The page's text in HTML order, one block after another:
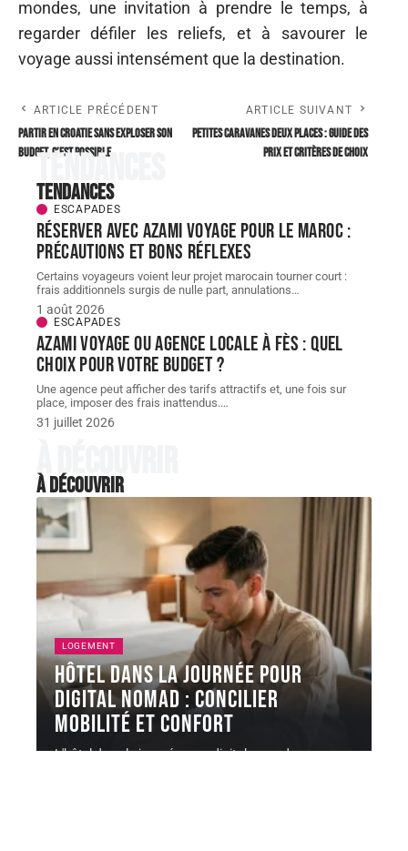
mondes, une invitation à prendre le temps, à
regarder défiler les reliefs, et à savourer le
voyage aussi intensément que la destination.
ARTICLE PRÉCÉDENT
Partir en Croatie sans exploser son
budget, c’est possible
ARTICLE SUIVANT
Petites caravanes deux places : guide des
prix et critères de choix
Tendances
Tendances
ESCAPADES
Réserver avec AZAMI VOYAGE pour le Maroc :
précautions et bons réflexes
Certains voyageurs voient leur projet marocain tourner court :
frais additionnels surgis de nulle part, annulations…
1 août 2026
ESCAPADES
AZAMI VOYAGE ou agence locale à Fès : quel
choix pour votre budget ?
Une agence peut afficher des tarifs attractifs et, une fois sur
place, imposer des frais inattendus.…
31 juillet 2026
À découvrir
À découvrir
LOGEMENT
Hôtel dans la journée pour
digital nomad : concilier
mobilité et confort
L'hôtel dans la journée pour digital nomad ne se